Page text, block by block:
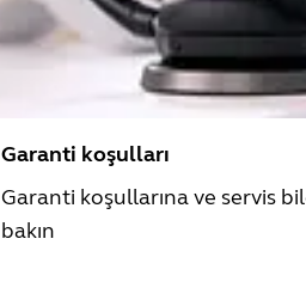
Garanti koşulları
Garanti koşullarına ve servis
bakın